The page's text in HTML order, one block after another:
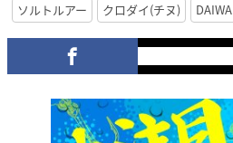
ソルトルアー
クロダイ(チヌ) DAIWA